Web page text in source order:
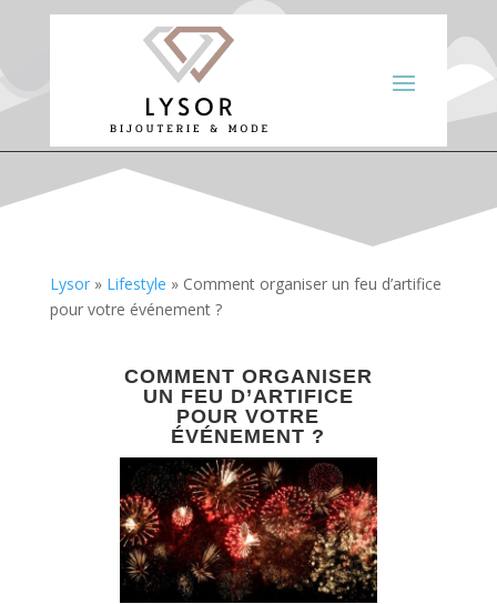
Lysor» Lifestyle » Comment organiser un feu d’artifice
pour votre événement ?
COMMENT ORGANISER
UN FEU D’ARTIFICE
POUR VOTRE
ÉVÉNEMENT ?